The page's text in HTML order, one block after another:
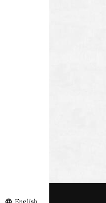
English